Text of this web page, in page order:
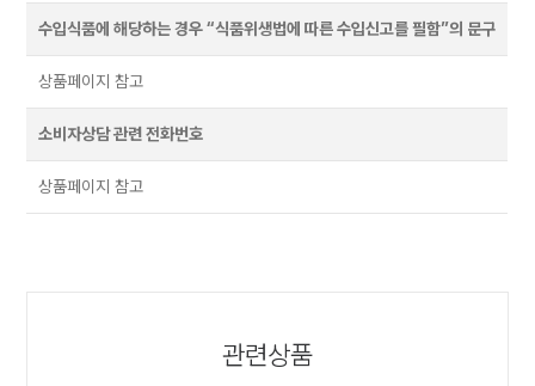
수입식품에 해당하는 경우 “식품위생법에 따른 수입신고를 필함”의 문구
상품페이지 참고
소비자상담 관련 전화번호
상품페이지 참고
관련상품